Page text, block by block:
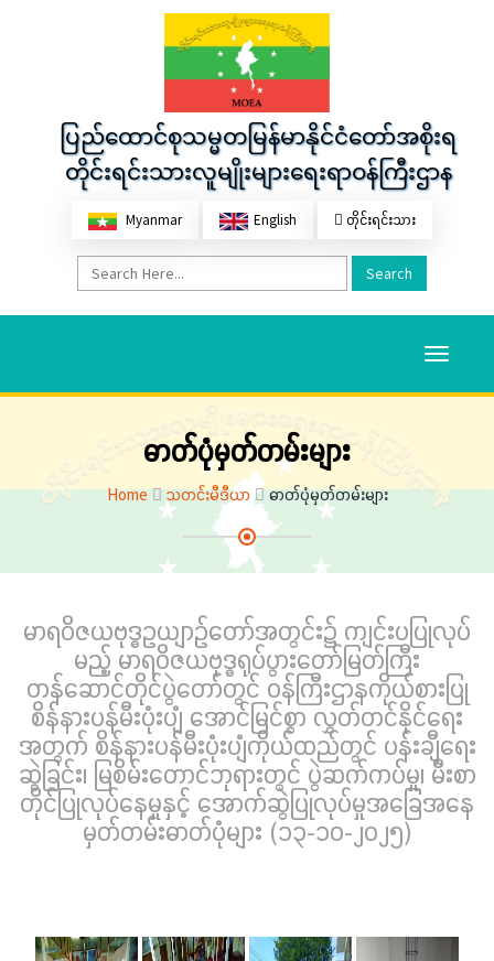
ပြည်ထောင်စုသမ္မတမြန်မာနိုင်ငံတော်အစိုးရ
တိုင်းရင်းသားလူမျိုးများရေးရာဝန်ကြီးဌာန
Myanmar English တိုင်းရင်းသား
Search
Toggle
ဓာတ်ပုံမှတ်တမ်းများ
Home သတင်းမီဒီယာ ဓာတ်ပုံမှတ်တမ်းများ
မာရဝိဇယဗုဒ္ဓဥယျာဉ်တော်အတွင်း၌ ကျင်းပပြုလုပ်
မည့် မာရဝိဇယဗုဒ္ဓရုပ်ပွားတော်မြတ်ကြီး
တန်ဆောင်တိုင်ပွဲတော်တွင် ဝန်ကြီးဌာနကိုယ်စားပြု
စိန်နားပန်မီးပုံးပျံ အောင်မြင်စွာ လွှတ်တင်နိုင်ရေး
အတွက် စိန်နားပန်မီးပုံးပျံကိုယ်ထည်တွင် ပန်းချီရေး
ဆွဲခြင်း၊ မြစိမ်းတောင်ဘုရားတွင် ပွဲဆက်ကပ်မှု၊ မီးစာ
တိုင်ပြုလုပ်နေမှုနှင့် အောက်ဆွဲပြုလုပ်မှုအခြေအနေ
မှတ်တမ်းဓာတ်ပုံများ (၁၃-၁၀-၂၀၂၅)